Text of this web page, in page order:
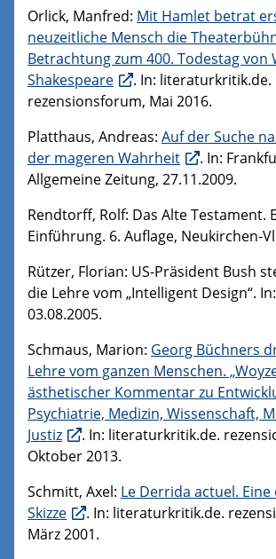
Orlick, Manfred: Mit Hamlet betrat
neuzeitliche Mensch die
Betrachtung zum 400. Todestag von
Shakespeare
. In: literaturkritik.de.
rezensionsforum, Mai 2016.
Platthaus, Andreas: Auf der Suche
der mageren Wahrheit
. In:
Allgemeine Zeitung, 27.11.2009.
Rendtorff, Rolf: Das Alte Testament.
Einführung. 6. Auflage, Neukirchen-
Rützer, Florian: US-Präsident Bush
die Lehre vom „Intelligent Design“. In:
03.08.2005.
Schmaus, Marion: Georg Büchners
Lehre vom ganzen Menschen.
ästhetischer Kommentar zu
Psychiatrie, Medizin, Wissenschaft,
Justiz
. In: literaturkritik.de.
Oktober 2013.
Schmitt, Axel: Le Derrida actuel.
Skizze
. In: literaturkritik.de.
März 2001.